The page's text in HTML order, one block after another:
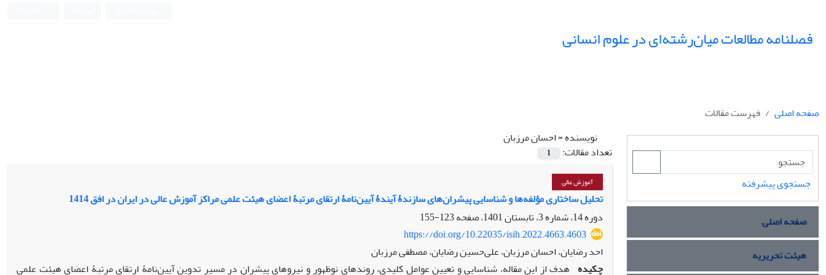
فصلنامه مطالعات میان‌رشته‌ای در علوم انسانی
صفحه اصلی
فهرست مقالات
نویسنده =احسان مرزبان
تعداد مقالات:
1
آموزش عالی
تحلیل ساختاری مؤلفه‌ها و شناسایی پیشران‌های سازندۀ آیندۀ آیین‌نامۀ ارتقای مرتبۀ اعضای هیئت علمی مراکز آموزش عالی در ایران در افق 1414
دوره 14، شماره 3، تابستان 1401، صفحه
123-155
https://doi.org/10.22035/isih.2022.4663.4603
احد رضایان، احسان مرزبان، علی‌حسین رضایان، مصطفی مرزبان
چکیده هدف از این مقاله، شناسایی و تعیین عوامل کلیدی، روندهای نوظهور و نیروهای پیشران در مسیر تدوین آیین‌نامۀ ارتقای مرتبۀ اعضای هیئت علمی
جستجوی پیشرفته
صفحه اصلی
هیئت تحریریه